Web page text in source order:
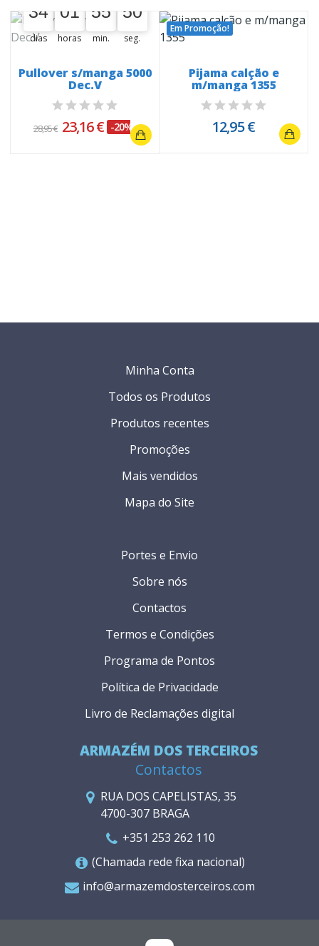
34
34
00
dias
01
01
00
horas
55
55
00
min.
49
50
seg.
Pullover s/manga 5000
Dec.V
28,95 € 23,16 € -20%
Em Promoção!
Pijama calção e
m/manga 1355
12,95 €
ARMAZÉM DOS TERCEIROS
Contactos
RUA DOS CAPELISTAS, 35
4700-307 BRAGA
+351 253 262 110
(Chamada rede fixa nacional)
info@armazemdosterceiros.com
Portes e Envio
Sobre nós
Contactos
Termos e Condições
Programa de Pontos
Política de Privacidade
Livro de Reclamações digital
Minha Conta
Todos os Produtos
Produtos recentes
Promoções
Mais vendidos
Mapa do Site